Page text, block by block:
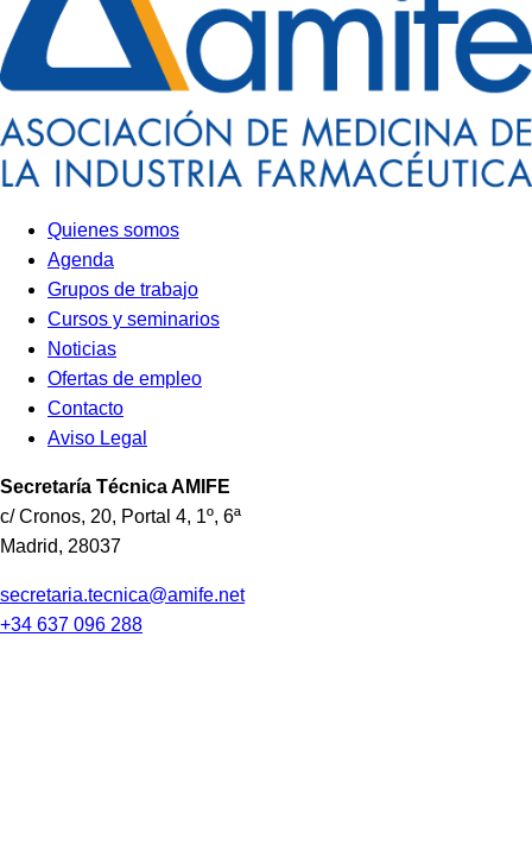
Quienes somos
Agenda
Grupos de trabajo
Cursos y seminarios
Noticias
Ofertas de empleo
Contacto
Aviso Legal
Secretaría TécnicaAMIFE
c/ Cronos, 20, Portal 4, 1º, 6ª
Madrid, 28037
secretaria.tecnica@amife.net
+34 637 096 288